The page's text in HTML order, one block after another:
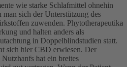
wie starke Schlafmittel ohnehin
sich der Unterstützung des
zuwenden. Phytotherapeutika
und halten anders als
in Doppelblindstudien statt.
sich hier CBD erwiesen. Der
hat ein breites